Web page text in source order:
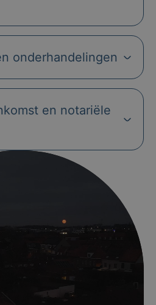
onderhandelingen
en notariële